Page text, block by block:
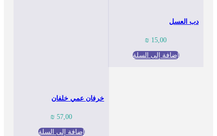
دب العسل
15,00
₪
إضافة إلى السلة
خرفان عمي خلفان
57,00
₪
إضافة إلى السلة